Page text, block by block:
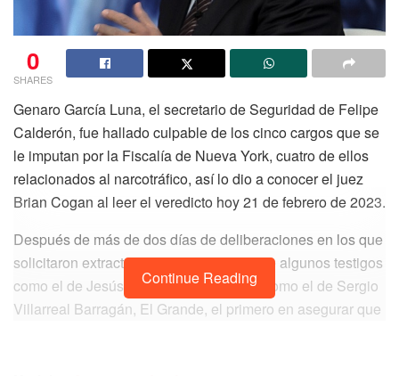
0
SHARES
Genaro García Luna, el secretario de Seguridad de Felipe
Calderón, fue hallado culpable de los cinco cargos que se
le imputan por la Fiscalía de Nueva York, cuatro de ellos
relacionados al narcotráfico, así lo dio a conocer el juez
Brian Cogan al leer el veredicto hoy 21 de febrero de 2023.
Después de más de dos días de deliberaciones en los que
solicitaron extractos de los testimonios de algunos testigos
como el de Jesús El Rey Zambada, así como el de Sergio
Villarreal Barragán, El Grande, el primero en asegurar que
Continue Reading